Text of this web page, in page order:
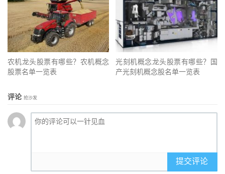
农机龙头股票有哪些？农机概念
股票名单一览表
光刻机概念龙头股票有哪些？国
产光刻机概念股名单一览表
评论 抢沙发
提交评论